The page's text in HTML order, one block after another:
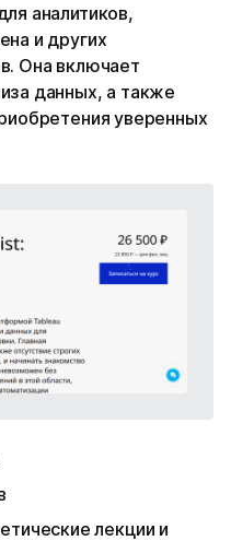
аналитиков,
и других
Она включает
данных, а также
уверенных
лекции и